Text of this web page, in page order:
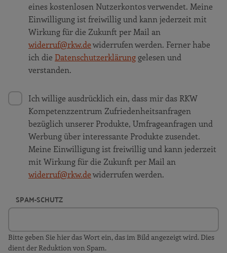
eines kostenlosen Nutzerkontos verwendet. Meine
Einwilligung ist freiwillig und kann jederzeit mit
Wirkung für die Zukunft per Mail an
widerruf@rkw.dewiderrufen werden. Ferner habe
ich die Datenschutzerklärunggelesen und
verstanden.
Ich willige ausdrücklich ein, dass mir das RKW
Kompetenzzentrum Zufriedenheitsanfragen
bezüglich unserer Produkte, Umfrageanfragen und
Werbung über interessante Produkte zusendet.
Meine Einwilligung ist freiwillig und kann jederzeit
mit Wirkung für die Zukunft per Mail an
widerruf@rkw.dewiderrufen werden.
SPAM-SCHUTZ
Bitte geben Sie hier das Wort ein, das im Bild angezeigt wird. Dies
dient der Reduktion von Spam.